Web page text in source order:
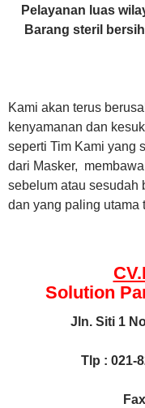
Pelayanan luas
Barang steril
Kami akan terus
kenyamanan dan
seperti Tim Kami yang
dari Masker,
sebelum atau sesudah
dan yang paling utama
Solution
Jln. Siti 1
Tlp : 021-